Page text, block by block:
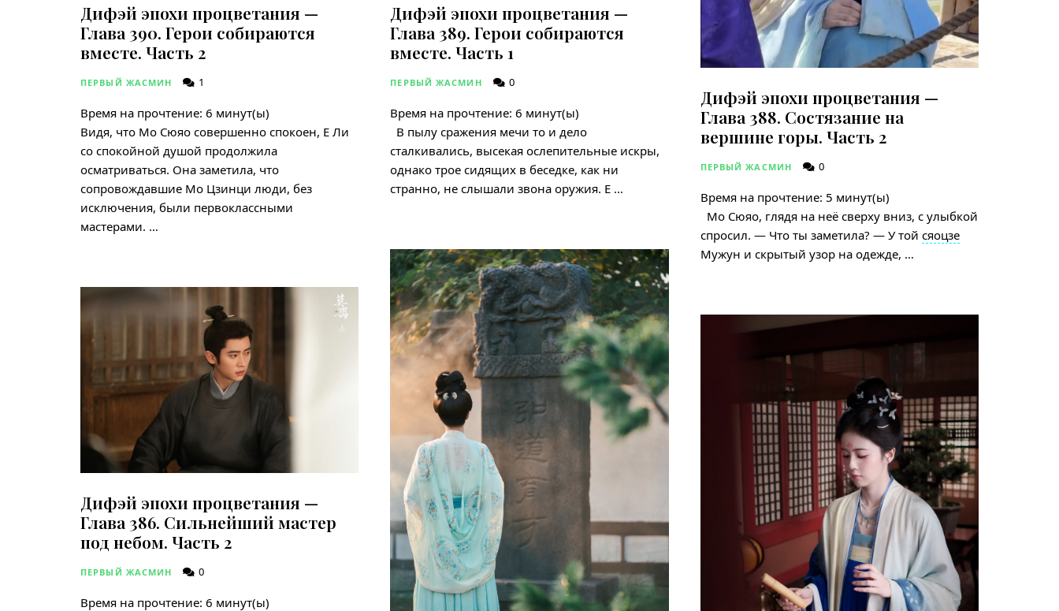
Дифэй эпохи процветания —
Глава 390. Герои собираются
вместе. Часть 2
ПЕРВЫЙ ЖАСМИН 1
Время на прочтение: 6 минут(ы)
Видя, что Мо Сюяо совершенно спокоен, Е Ли
со спокойной душой продолжила
осматриваться. Она заметила, что
сопровождавшие Мо Цзинци люди, без
исключения, были первоклассными
мастерами. …
Дифэй эпохи процветания —
Глава 386. Сильнейший мастер
под небом. Часть 2
ПЕРВЫЙ ЖАСМИН 0
Время на прочтение: 6 минут(ы)
Дифэй эпохи процветания —
Глава 389. Герои собираются
вместе. Часть 1
ПЕРВЫЙ ЖАСМИН 0
Время на прочтение: 6 минут(ы)
В пылу сражения мечи то и дело
сталкивались, высекая ослепительные искры,
однако трое сидящих в беседке, как ни
странно, не слышали звона оружия. Е …
Дифэй эпохи процветания —
Глава 388. Состязание на
вершине горы. Часть 2
ПЕРВЫЙ ЖАСМИН 0
Время на прочтение: 5 минут(ы)
Мо Сюяо, глядя на неё сверху вниз, с улыбкой
спросил. — Что ты заметила? — У той сяоцзе
Мужун и скрытый узор на одежде, …